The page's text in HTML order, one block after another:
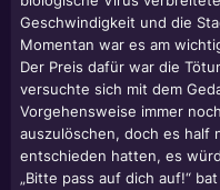
Geschwindigkeit und die
Momentan war es am
Der Preis dafür war die
versuchte sich mit dem
Vorgehensweise immer
auszulöschen, doch es half
entschieden hatten, es
„Bitte pass auf dich auf!“